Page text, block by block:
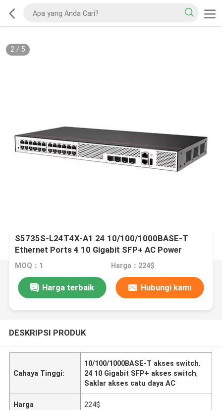
2/ 5
S5735S-L24T4X-A1 24 10/100/1000BASE-T
Ethernet Ports 4 10 Gigabit SFP+ AC Power
Supply Access Switch
MOQ：1 Harga：224$
Harga terbaik Hubungi kami
DESKRIPSI PRODUK
Cahaya Tinggi:
10/100/1000BASE-T akses switch,
24 10 Gigabit SFP+ akses switch,
Saklar akses catu daya AC
Harga 224$